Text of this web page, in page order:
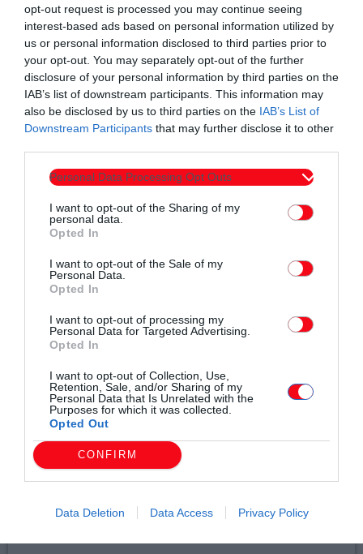
opt-out request is processed you may continue seeing
interest-based ads based on personal information utilized by
us or personal information disclosed to third parties prior to
your opt-out. You may separately opt-out of the further
disclosure of your personal information by third parties on the
IAB’s list of downstream participants. This information may
also be disclosed by us to third parties on the IAB’s List of
Downstream Participants that may further disclose it to other
Personal Data Processing Opt Outs
I want to opt-out of the Sharing of my
personal data.
Opted In
I want to opt-out of the Sale of my
Personal Data.
Opted In
I want to opt-out of processing my
Personal Data for Targeted Advertising.
Opted In
I want to opt-out of Collection, Use,
Retention, Sale, and/or Sharing of my
Personal Data that Is Unrelated with the
Purposes for which it was collected.
Opted Out
CONFIRM
Data Deletion Data Access Privacy Policy
Συντάχθηκε από:ERKO.GR
email
Σχετικά άρθρα
Αθλητικά
Φιλική ήττα από τον Άρη στο «Κλεάνθης
Βικελίδης» για τον Πανθρακικό (+fotos)